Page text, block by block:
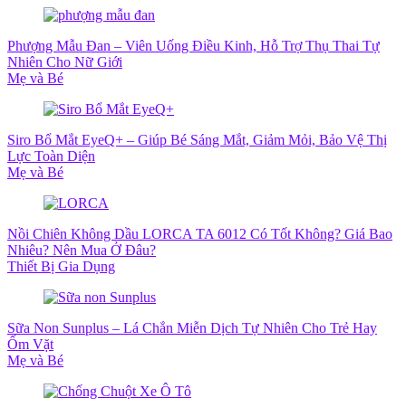
Phượng Mẫu Đan – Viên Uống Điều Kinh, Hỗ Trợ Thụ Thai Tự
Nhiên Cho Nữ Giới
Mẹ và Bé
Siro Bổ Mắt EyeQ+ – Giúp Bé Sáng Mắt, Giảm Mỏi, Bảo Vệ Thị
Lực Toàn Diện
Mẹ và Bé
Nồi Chiên Không Dầu LORCA TA 6012 Có Tốt Không? Giá Bao
Nhiêu? Nên Mua Ở Đâu?
Thiết Bị Gia Dụng
Sữa Non Sunplus – Lá Chắn Miễn Dịch Tự Nhiên Cho Trẻ Hay
Ốm Vặt
Mẹ và Bé